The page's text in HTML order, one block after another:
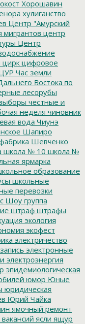
Хорошавин
хулиганство
Центр "Амурский
центр
Центр
цирк цифровое
Час земли
Востока по
лесорубы
честные и
неделя чиновник
вода Чиунэ
Шапиро
Шевченко
школа № 10 школа №
ярмарка
образование
школьные
перевозки
Шоу группа
штраф штрафы
экология
экофест
электричество
электронные
электроэнергия
эпидемиологическая
юмор Юные
юридическая
Юрий Чайка
ямочный ремонт
ясли ящур